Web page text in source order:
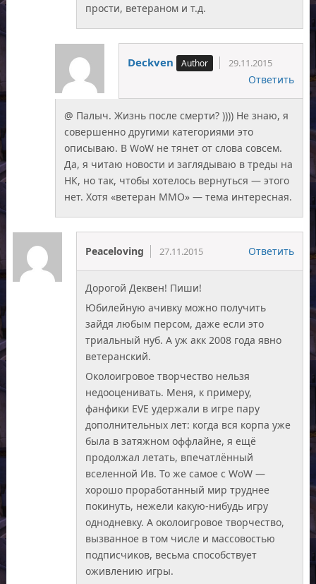
прости, ветераном и т.д.
Deckven 29.11.2015
Ответить
@ Палыч. Жизнь после смерти? )))) Не знаю, я
совершенно другими категориями это
описываю. В WoW не тянет от слова совсем.
Да, я читаю новости и заглядываю в треды на
НК, но так, чтобы хотелось вернуться — этого
нет. Хотя «ветеран ММО» — тема интересная.
Peaceloving 27.11.2015 Ответить
Дорогой Деквен! Пиши!
Юбилейную ачивку можно получить
зайдя любым персом, даже если это
триальный нуб. А уж акк 2008 года явно
ветеранский.
Околоигровое творчество нельзя
недооценивать. Меня, к примеру,
фанфики EVE удержали в игре пару
дополнительных лет: когда вся корпа уже
была в затяжном оффлайне, я ещё
продолжал летать, впечатлённый
вселенной Ив. То же самое с WoW —
хорошо проработанный мир труднее
покинуть, нежели какую-нибудь игру
однодневку. А околоигровое творчество,
вызванное в том числе и массовостью
подписчиков, весьма способствует
оживлению игры.